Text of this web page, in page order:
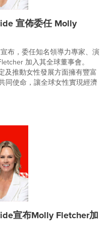
宣佈委任 Molly
布，委任知名領導力專家、演
加入其全球董事會。
及推動女性發展方面擁有豐富
同使命，讓全球女性實現經濟
宣布Molly Fletcher加